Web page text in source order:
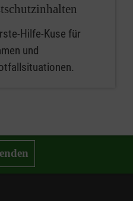
Hilfe-Kuse für
und